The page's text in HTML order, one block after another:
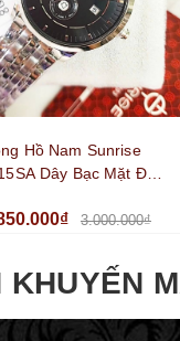
Hồ Nam Sunrise
Dây Bạc Mặt Đen
Hãng
3.000.000₫